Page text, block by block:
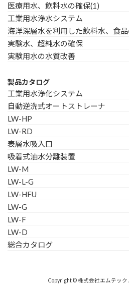
医療用水、飲料水の確保(1)
工業用水浄水システム
海洋深層水を利用した飲料水、食
実験水、超純水の確保
実験用水の水質改善
製品カタログ
工業用水浄化システム
自動逆洗式オートストレーナ
LW-HP
LW-RD
表層水吸入口
吸着式油水分離装置
LW-M
LW-L-G
LW-HFU
LW-G
LW-F
LW-D
総合カタログ
Copyright © 株式会社エムテック